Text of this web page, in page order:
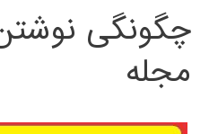
چگونگی
مجله